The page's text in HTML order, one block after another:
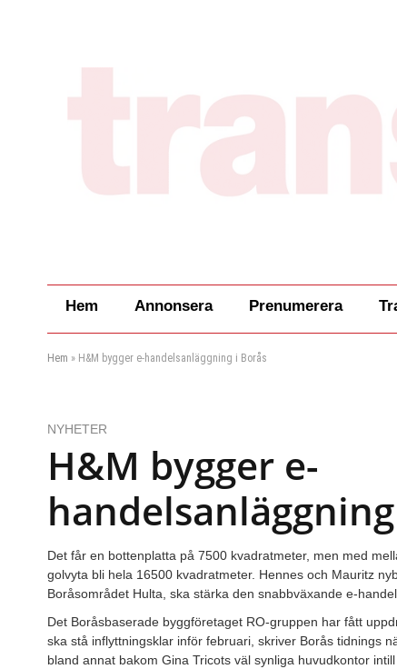
Hem Annonsera Prenumerera
Hem » H&M bygger e-handelsanläggning i Borås
NYHETER
H&M bygger e-
Det får en bottenplatta på 7500 kvadratmeter, men med
golvyta bli hela 16500 kvadratmeter. Hennes och Mauritz
Boråsområdet Hulta, ska stärka den snabbväxande e-
Det Boråsbaserade byggföretaget RO-gruppen har fått
ska stå inflyttningsklar inför februari, skriver Borås tidnings
bland annat bakom Gina Tricots väl synliga huvudkontor